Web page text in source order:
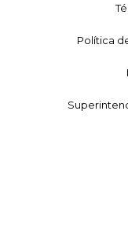
Política